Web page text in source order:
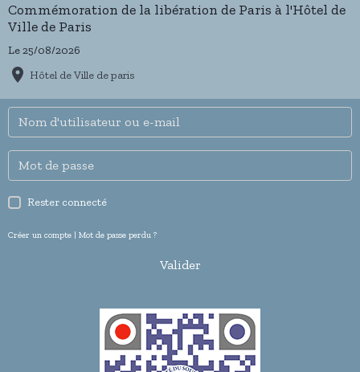
Commémoration de la libération de Paris à l'Hôtel de
Ville de Paris
Le 25/08/2026
Hôtel de Ville de paris
Rester connecté
Créer un compte | Mot de passe perdu ?
Valider